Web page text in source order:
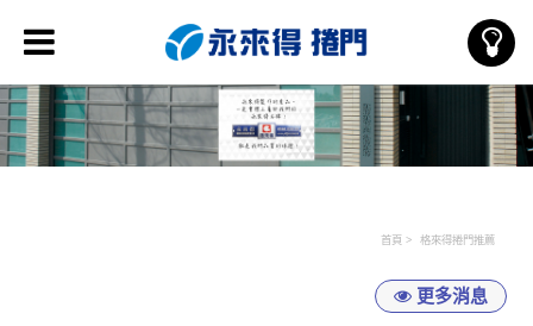
首頁 格來得捲門推薦
更多消息